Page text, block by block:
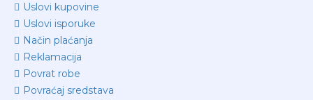
Uslovi kupovine
Uslovi isporuke
Način plaćanja
Reklamacija
Povrat robe
Povraćaj sredstava